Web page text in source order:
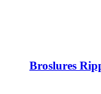
Broslures